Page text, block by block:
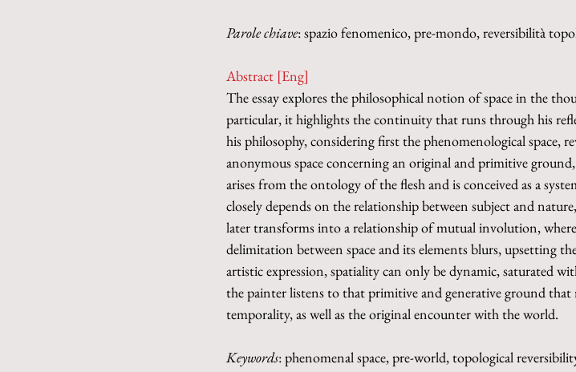
Parole chiave: spazio fenomenico, pre-mondo, reversibilità
Abstract [Eng]
The essay explores the philosophical notion of space in the
particular, it highlights the continuity that runs through his
his philosophy, considering first the phenomenological space,
anonymous space concerning an original and primitive
arises from the ontology of the flesh and is conceived as a
closely depends on the relationship between subject and
later transforms into a relationship of mutual involution,
delimitation between space and its elements blurs, upsetting
artistic expression, spatiality can only be dynamic, saturated
the painter listens to that primitive and generative ground that
temporality, as well as the original encounter with the world.
Keywords: phenomenal space, pre-world, topological